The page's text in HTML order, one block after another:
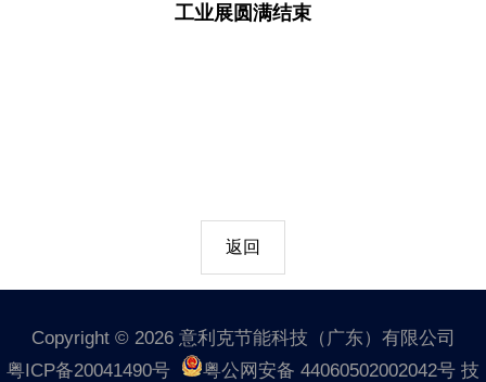
工业展圆满结束
返回
Copyright © 2026 意利克节能科技（广东）有限公司
粤ICP备20041490号
粤公网安备 44060502002042号 技